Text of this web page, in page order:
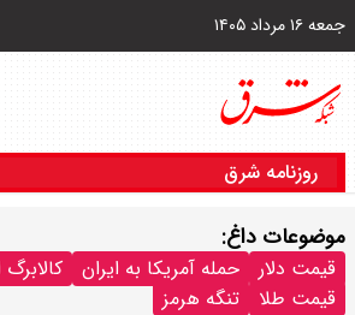
جمعه ۱۶ مرداد ۱۴۰۵
روزنامه شرق
موضوعات داغ:
قیمت دلار حمله آمریکا به ایران
قیمت طلا
تنگه هرمز